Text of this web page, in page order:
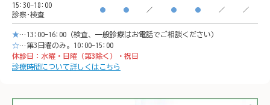
yokohama」9階
※イオン内に地下駐車場あ
り
𐄁𐄙𐄁𐄙𐄁𐄙𐄁𐄙𐄁𐄙𐄁𐄙𐄁𐄙𐄁𐄙𐄁
𐄙𐄁𐄙𐄁𐄙𐄁𐄙𐄁
※イ
り
15:30-18:00
診察･検査
● ● ／ ● ● ／ ／
★…13:00-16:00（検査、一般診療はお電話でご相談ください）
☆…第3日曜のみ。10:00-15:00
休診日：水曜・日曜（第3除く）・祝日
診療時間について詳しくはこちら